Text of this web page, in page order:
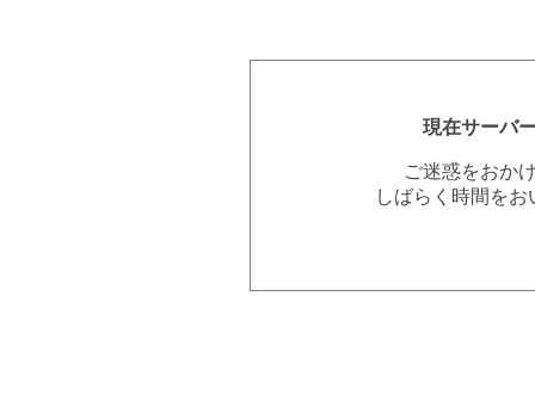
現在サーバ
ご迷惑をおか
しばらく時間を